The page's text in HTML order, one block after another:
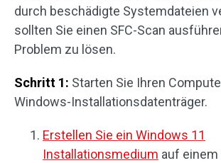
durch beschädigte Systemdateien
sollten Sie einen SFC-Scan
Problem zu lösen.
Schritt 1: Starten Sie Ihren
Windows-Installationsdatenträger.
Erstellen Sie ein Windows 11
Installationsmedium auf einem